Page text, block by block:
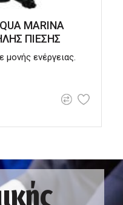
MARINA
ΠΙΕΣΗΣ
μονής ενέργειας.